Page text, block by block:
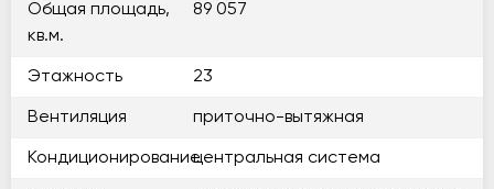
Общая площадь,
кв.м.
89 057
Этажность 23
Вентиляция приточно-вытяжная
Кондиционированиецентральная система